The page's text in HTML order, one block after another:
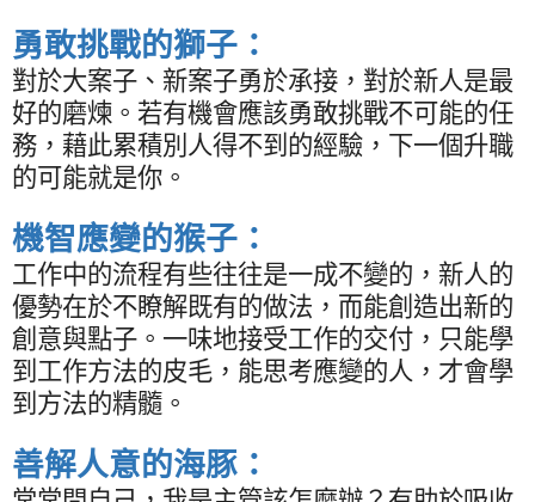
勇敢挑戰的獅子：
對於大案子、新案子勇於承接，對於新人是最
好的磨煉。若有機會應該勇敢挑戰不可能的任
務，藉此累積別人得不到的經驗，下一個升職
的可能就是你。
機智應變的猴子：
工作中的流程有些往往是一成不變的，新人的
優勢在於不瞭解既有的做法，而能創造出新的
創意與點子。一味地接受工作的交付，只能學
到工作方法的皮毛，能思考應變的人，才會學
到方法的精髓。
善解人意的海豚：